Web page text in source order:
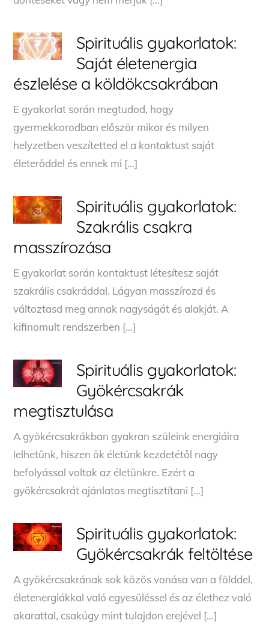
Spirituális gyakorlatok:
Saját életenergia
észlelése a köldökcsakrában
E gyakorlat során megtudod, hogy
gyermekkorodban először mikor és milyen
helyzetben veszítetted el a kontaktust saját
életerőddel és ennek mi […]
Spirituális gyakorlatok:
Szakrális csakra
masszírozása
E gyakorlat során kontaktust létesítesz saját
szakrális csakráddal. Lágyan masszírozd és
változtasd meg annak nagyságát és alakját. A
kifinomult rendszerben […]
Spirituális gyakorlatok:
Gyökércsakrák
megtisztulása
A gyökércsakrákban gyakran szüleink energiáira
lelhetünk, hiszen ők életünk kezdetétől nagy
befolyással voltak az életünkre. Ezért a
gyökércsakrát ajánlatos megtisztítani […]
Spirituális gyakorlatok:
Gyökércsakrák feltöltése
A gyökércsakrának sok közös vonása van a földdel,
életenergiákkal való egyesüléssel és az élethez való
akarattal, csakúgy mint tulajdon erejével […]